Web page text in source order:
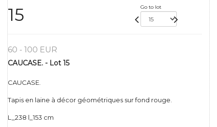
15 Go to lot
60 - 100 EUR
CAUCASE. - Lot 15
CAUCASE.
Tapis en laine à décor géométriques sur fond rouge.
L_238 l_153 cm